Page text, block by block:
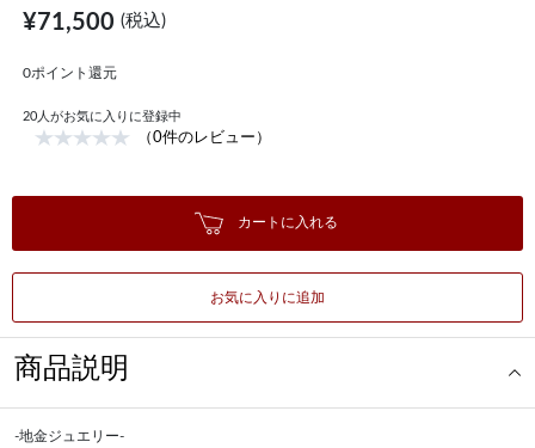
¥71,500(税込)
0ポイント還元
20 人がお気に入りに登録中
（0件のレビュー）
カートに入れる
お気に入りに追加
商品説明
-地金ジュエリー-